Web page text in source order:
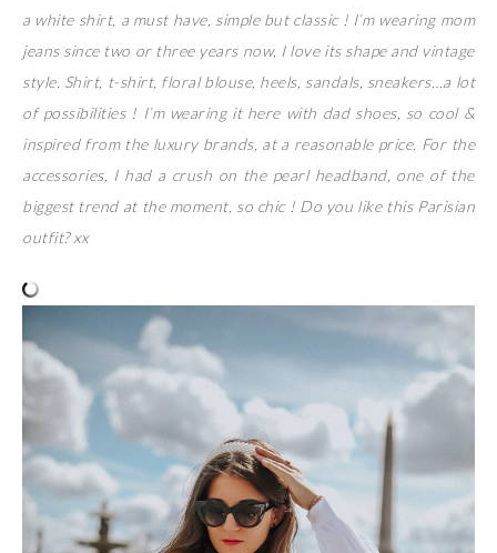
a white shirt, a must have, simple but classic ! I’m wearing mom
jeans since two or three years now, I love its shape and vintage
style. Shirt, t-shirt, floral blouse, heels, sandals, sneakers…a lot
of possibilities ! I’m wearing it here with dad shoes, so cool &
inspired from the luxury brands, at a reasonable price. For the
accessories, I had a crush on the pearl headband, one of the
biggest trend at the moment, so chic ! Do you like this Parisian
outfit? xx